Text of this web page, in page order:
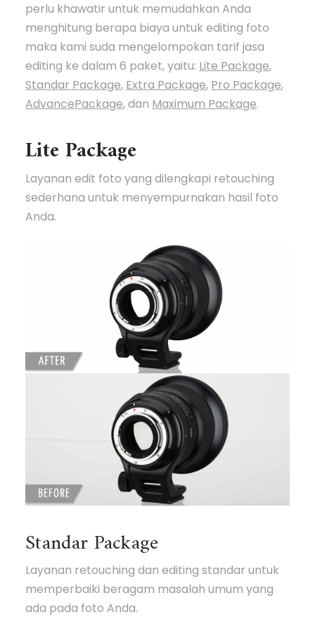
perlu khawatir untuk memudahkan Anda
menghitung berapa biaya untuk editing foto
maka kami suda mengelompokan tarif jasa
editing ke dalam 6 paket, yaitu: Lite Package,
Standar Package, Extra Package, Pro Package,
AdvancePackage, dan Maximum Package.
Lite Package
Layanan edit foto yang dilengkapi retouching
sederhana untuk menyempurnakan hasil foto
Anda.
Standar Package
Layanan retouching dan editing standar untuk
memperbaiki beragam masalah umum yang
ada pada foto Anda.